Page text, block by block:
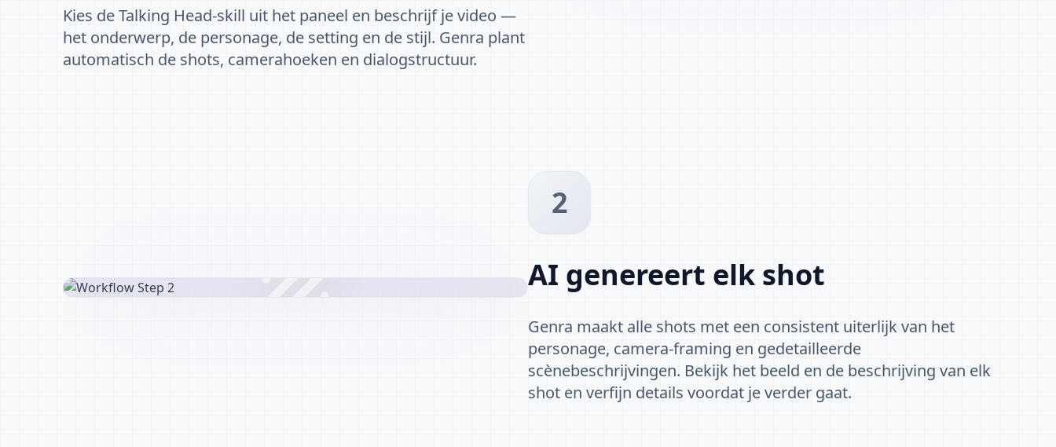
Kies de Talking Head-skill uit het paneel en beschrijf je video —
het onderwerp, de personage, de setting en de stijl. Genra plant
automatisch de shots, camerahoeken en dialogstructuur.
2
AI genereert elk shot
Genra maakt alle shots met een consistent uiterlijk van het
personage, camera-framing en gedetailleerde
scènebeschrijvingen. Bekijk het beeld en de beschrijving van elk
shot en verfijn details voordat je verder gaat.